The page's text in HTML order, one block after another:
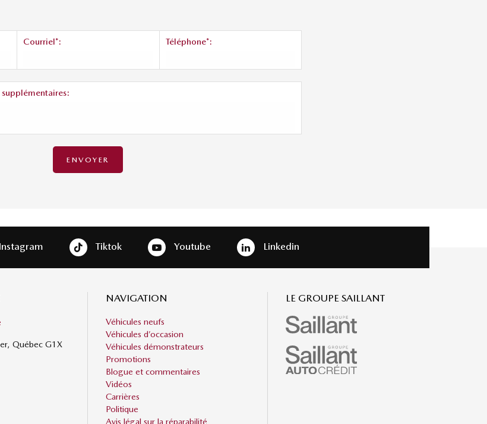
Courriel*: Téléphone*:
Instagram Tiktok Youtube Linkedin
Québec G1X
NAVIGATION
Véhicules neufs
Véhicules d’occasion
Véhicules démonstrateurs
Promotions
Blogue et commentaires
Vidéos
Carrières
Politique
Avis légal sur la réparabilité
LE GROUPE SAILLANT